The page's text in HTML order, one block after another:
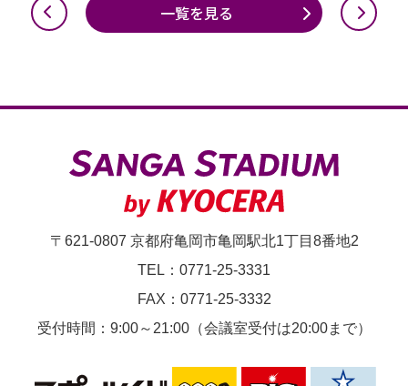
8
一覧を見る
〒621-0807 京都府亀岡市亀岡駅北1丁目8番地2
TEL：0771-25-3331
FAX：0771-25-3332
受付時間：9:00～21:00（会議室受付は20:00まで）